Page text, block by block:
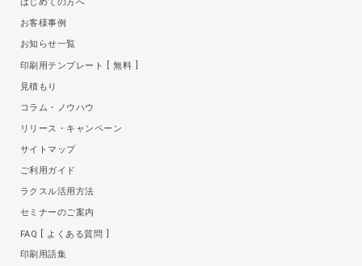
はじめての方へ
お客様事例
お知らせ一覧
印刷用テンプレート
無料
見積もり
コラム・ノウハウ
リリース・キャンペーン
サイトマップ
ご利用ガイド
ラクスル活用方法
セミナーのご案内
FAQ
よくある質問
印刷用語集